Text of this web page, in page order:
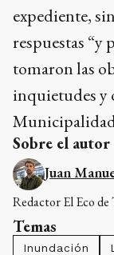
expediente,
respuestas “y
tomaron las
inquietudes y
Sobre el autor
Juan
Redactor El Eco de
Temas
Inundación